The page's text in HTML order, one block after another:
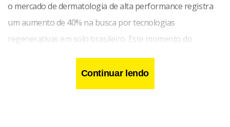
o mercado de dermatologia de alta performance registra
um aumento de 40% na busca por tecnologias
regenerativas em solo brasileiro. Este momento do
calendário é tecnicamente superior para intervenções
profundas, pois a baixa incidência solar minimiza riscos de
hiperpigmentação e acelera a recuperação do tecido.
Continuar lendo